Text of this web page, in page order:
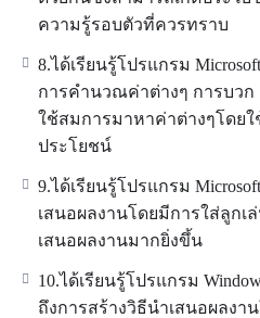
ความรู้รอบตัวที่ควรทราบ
8.ได้เรียนรู้โปรแกรม
การคำนวณค่าต่างๆ การบว
ใช้สมการมาหาค่าต่างๆโดย
ประโยชน์
9.ได้เรียนรู้โปรแกรม
เสนอผลงานโดยมีการใส่ลูกเ
เสนอผลงานมากยิ่งขึ้น
10.ได้เรียนรู้โปรแกรม
ถึงการสร้างวิธีนำเสนอผลงา